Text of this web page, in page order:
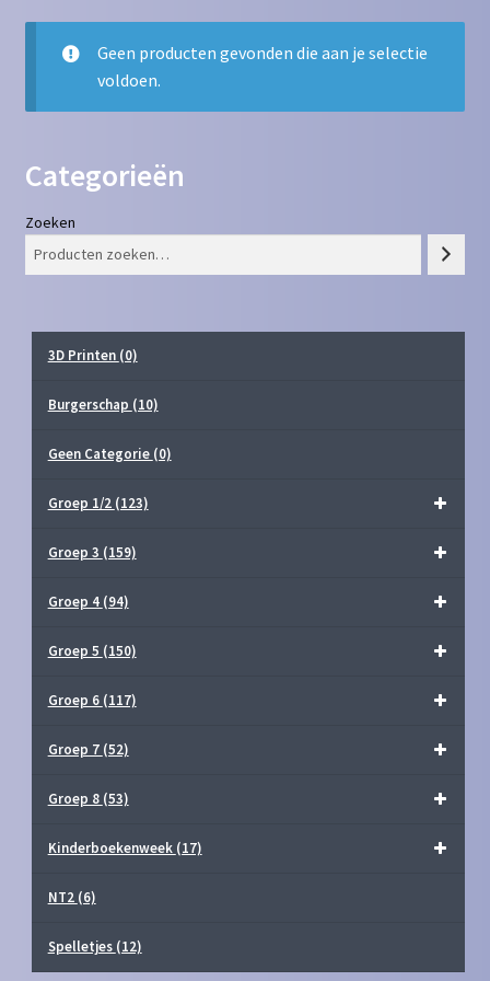
Homepagina
Winkelmand
Geen producten gevonden die aan je selectie
voldoen.
Categorieën
Zoeken
3D Printen (0)
Burgerschap (10)
Geen Categorie (0)
Groep 1/2 (123)
Groep 3 (159)
Groep 4 (94)
Groep 5 (150)
Groep 6 (117)
Groep 7 (52)
Groep 8 (53)
Kinderboekenweek (17)
NT2 (6)
Spelletjes (12)